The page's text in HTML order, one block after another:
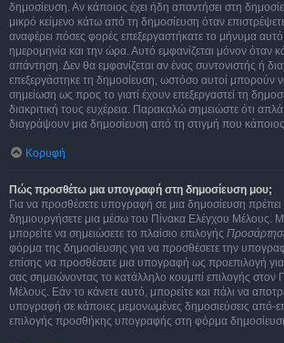
δημοσίευση. Αν κάποιος έχει ήδη απαντήσει στη
μικρό κείμενο κάτω από τη δημοσίευση όταν
αναφέρει πόσες φορές επεξεργαστήκατε το μήνυμα
ημερομηνία και την ώρα. Αυτό εμφανίζεται μόνον όταν
απάντηση. Δεν θα εμφανίζεται αν ένας συντονιστής ή
επεξεργάστηκε τη δημοσίευση, ωστόσο αυτοί μπορούν
σημείωση ως προς το γιατί έχουν επεξεργαστεί τη
διακριτική τους ευχέρεια. Παρακαλώ σημειώστε ότι
διαγράψουν μια δημοσίευση από τη στιγμή που κάποιος
Κορυφή
Πώς προσθέτω μια υπογραφή στη δημοσίευση μου;
Για να προσθέσετε υπογραφή σε μια δημοσίευση
δημιουργήσετε μια μέσω του Πίνακα Ελέγχου Μέλους.
μπορείτε να σημειώσετε το πλαίσιο επιλογής
φόρμα της δημοσίευσης για να προσθέσετε την
επίσης να προσθέσετε μια υπογραφή ως προεπιλογή για
σας σημειώνοντας το κατάλληλο κουμπί επιλογής στον
Μέλους. Εάν το κάνετε αυτό, μπορείτε και πάλι να
υπογραφή σε κάποιες μεμονωμένες δημοσιεύσεις από-
επιλογής προσθήκης υπογραφής στη φόρμα